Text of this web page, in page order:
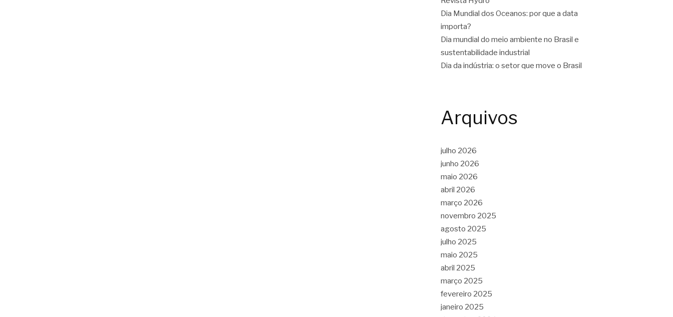
Dia Mundial dos Oceanos: por que a data
importa?
Dia mundial do meio ambiente no Brasil e
sustentabilidade industrial
Dia da indústria: o setor que move o Brasil
Arquivos
julho 2026
junho 2026
maio 2026
abril 2026
março 2026
novembro 2025
agosto 2025
julho 2025
maio 2025
abril 2025
março 2025
fevereiro 2025
janeiro 2025